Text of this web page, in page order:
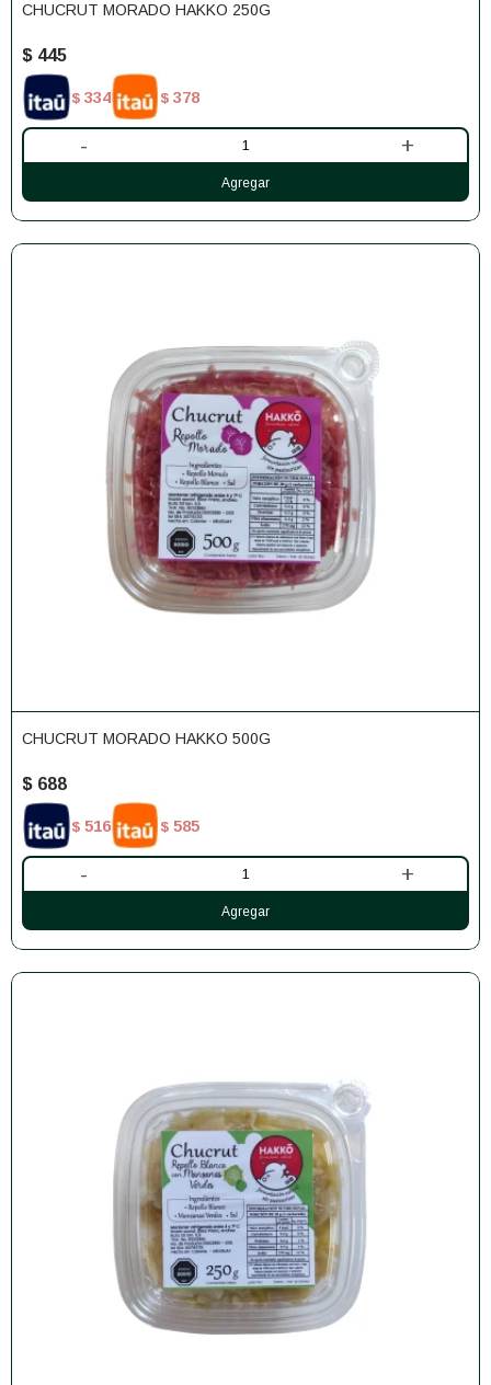
CHUCRUT MORADO HAKKO 250G
$ 445
$ 334 $ 378
- +
CHUCRUT MORADO HAKKO 500G
$ 688
$ 516 $ 585
- +